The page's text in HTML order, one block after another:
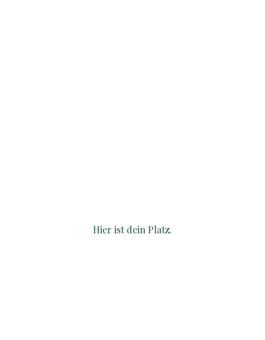
Hier ist dein Platz.